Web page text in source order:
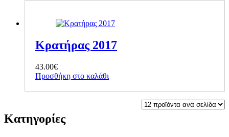
Κρατήρας 2017
43.00€
Προσθήκη στο καλάθι
Κατηγορίες